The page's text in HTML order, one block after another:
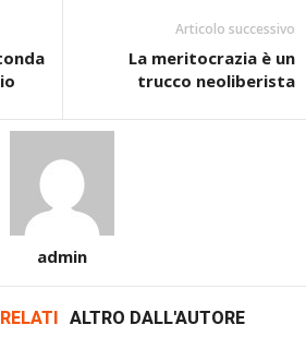
Articolo successivo
La meritocrazia è un
trucco neoliberista
admin
ALTRO DALL'AUTORE